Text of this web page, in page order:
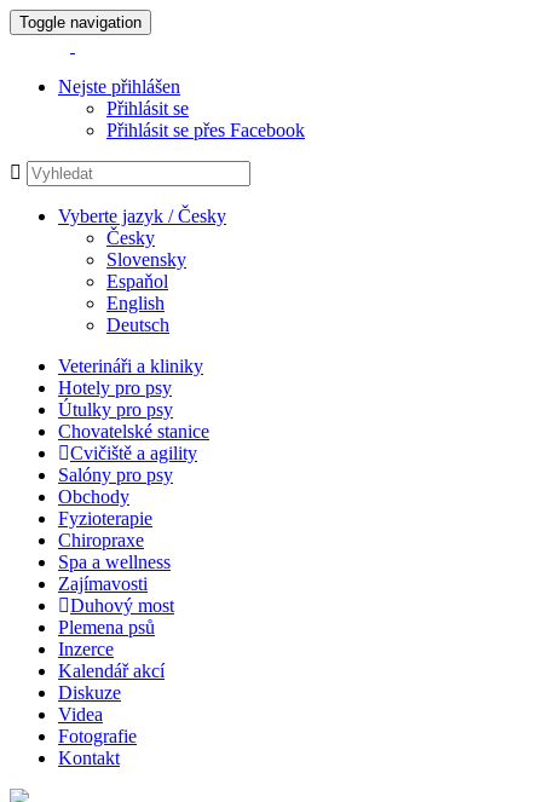
Toggle navigation
Nejste přihlášen
Přihlásit se
Přihlásit se přes Facebook
Vyberte jazyk / Česky
Česky
Slovensky
Espaňol
English
Deutsch
Veterináři a kliniky
Hotely pro psy
Útulky pro psy
Chovatelské stanice
Cvičiště a agility
Salóny pro psy
Obchody
Fyzioterapie
Chiropraxe
Spa a wellness
Zajímavosti
Duhový most
Plemena psů
Inzerce
Kalendář akcí
Diskuze
Videa
Fotografie
Kontakt